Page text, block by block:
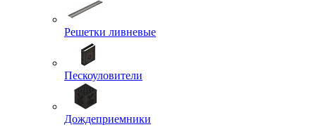
Решетки ливневые
Пескоуловители
Дождеприемники